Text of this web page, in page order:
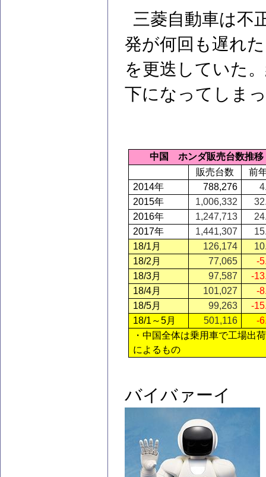
三菱自動車は不
発が何回も遅れ
を更迭していた
下になってしま
中国 ホンダ販売台数推移
販売台数
前
2014年 788,276
2015年 1,006,332
2016年 1,247,713
2017年 1,441,307
18/1 月 126,174
18/2 月 77,065
-
18/3月 97,587
-
18/4月 101,027
-
18/5月 99,263
-
18/1 ～5月 501,116
-
・中国全体は乗用車で工場出
によるもの
バイバァーイ